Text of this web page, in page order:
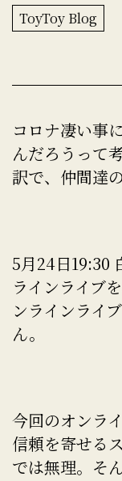
ToyToy Blog
コロナ凄い事
んだろうって
訳で、仲間達
5月24日19:30
ラインライブ
ンラインライ
ん。
今回のオンラ
信頼を寄せる
では無理。そ